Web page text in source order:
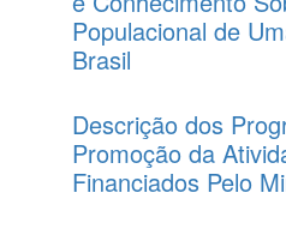
Populacional de
Brasil
Descrição dos
Promoção da
Financiados Pelo